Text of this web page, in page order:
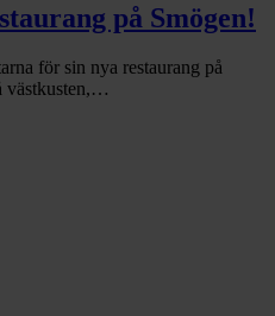
på Smögen!
för sin nya restaurang på
västkusten,…